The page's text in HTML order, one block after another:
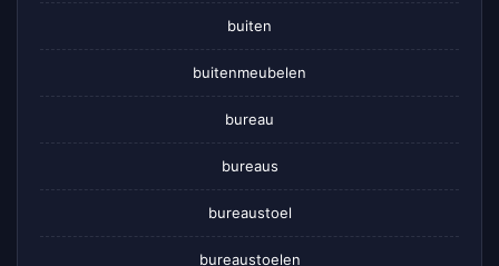
buiten
buitenmeubelen
bureau
bureaus
bureaustoel
bureaustoelen